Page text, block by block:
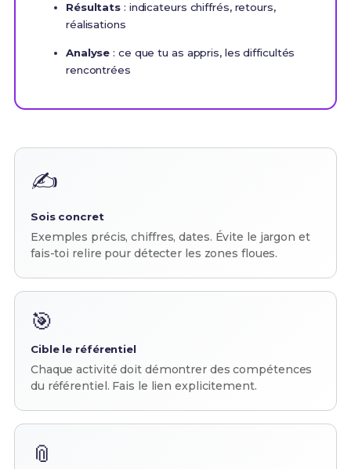
Résultats : indicateurs chiffrés, retours,
réalisations
Analyse : ce que tu as appris, les difficultés
rencontrées
✍️
Sois concret
Exemples précis, chiffres, dates. Évite le jargon et
fais-toi relire pour détecter les zones floues.
🎯
Cible le référentiel
Chaque activité doit démontrer des compétences
du référentiel. Fais le lien explicitement.
📎